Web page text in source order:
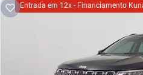
Entrada em 12x - Financiamento